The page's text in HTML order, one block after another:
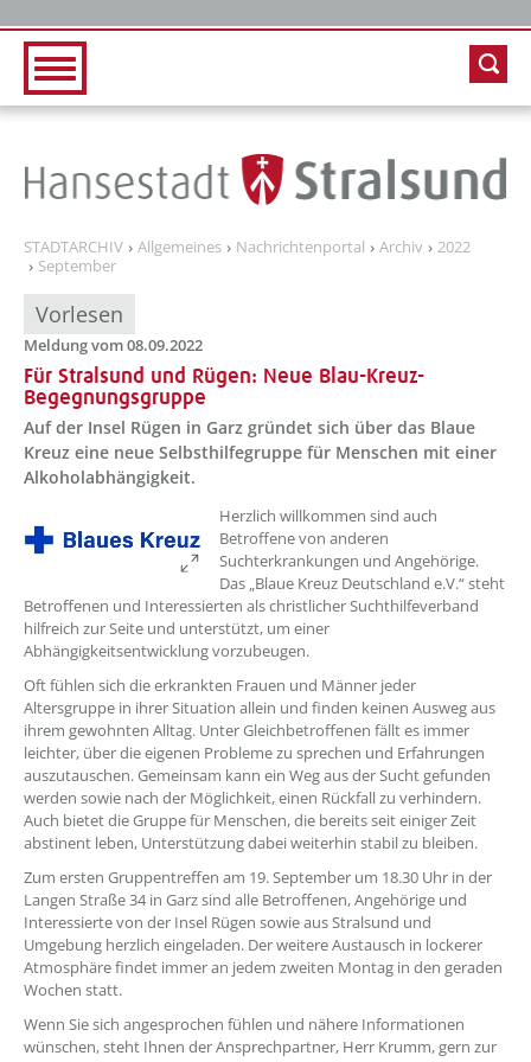
STADTARCHIV Allgemeines Nachrichtenportal Archiv
2022
September
Vorlesen
Meldung vom 08.09.2022
Für Stralsund und Rügen: Neue Blau-Kreuz-
Begegnungsgruppe
Auf der Insel Rügen in Garz gründet sich über das Blaue
Kreuz eine neue Selbsthilfegruppe für Menschen mit einer
Alkoholabhängigkeit.
??? absaetzeOben[1]/titel ???
Herzlich willkommen sind auch
Betroffene von anderen
Suchterkrankungen und Angehörige.
Das „Blaue Kreuz Deutschland e.V.“ steht
Betroffenen und Interessierten als christlicher Suchthilfeverband
hilfreich zur Seite und unterstützt, um einer
Abhängigkeitsentwicklung vorzubeugen.
Oft fühlen sich die erkrankten Frauen und Männer jeder
Altersgruppe in ihrer Situation allein und finden keinen Ausweg aus
ihrem gewohnten Alltag. Unter Gleichbetroffenen fällt es immer
leichter, über die eigenen Probleme zu sprechen und Erfahrungen
auszutauschen. Gemeinsam kann ein Weg aus der Sucht gefunden
werden sowie nach der Möglichkeit, einen Rückfall zu verhindern.
Auch bietet die Gruppe für Menschen, die bereits seit einiger Zeit
abstinent leben, Unterstützung dabei weiterhin stabil zu bleiben.
Zum ersten Gruppentreffen am 19. September um 18.30 Uhr in der
Langen Straße 34 in Garz sind alle Betroffenen, Angehörige und
Interessierte von der Insel Rügen sowie aus Stralsund und
Umgebung herzlich eingeladen. Der weitere Austausch in lockerer
Atmosphäre findet immer an jedem zweiten Montag in den geraden
Wochen statt.
Wenn Sie sich angesprochen fühlen und nähere Informationen
wünschen, steht Ihnen der Ansprechpartner, Herr Krumm, gern zur